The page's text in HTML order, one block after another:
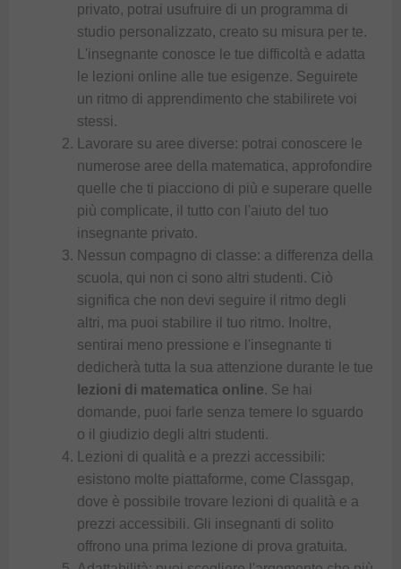
privato, potrai usufruire di un programma di
studio personalizzato, creato su misura per te.
L'insegnante conosce le tue difficoltà e adatta
le lezioni online alle tue esigenze. Seguirete
un ritmo di apprendimento che stabilirete voi
stessi.
Lavorare su aree diverse: potrai conoscere le
numerose aree della matematica, approfondire
quelle che ti piacciono di più e superare quelle
più complicate, il tutto con l'aiuto del tuo
insegnante privato.
Nessun compagno di classe: a differenza della
scuola, qui non ci sono altri studenti. Ciò
significa che non devi seguire il ritmo degli
altri, ma puoi stabilire il tuo ritmo. Inoltre,
sentirai meno pressione e l'insegnante ti
dedicherà tutta la sua attenzione durante le tue
lezioni di matematica online. Se hai
domande, puoi farle senza temere lo sguardo
o il giudizio degli altri studenti.
Lezioni di qualità e a prezzi accessibili:
esistono molte piattaforme, come Classgap,
dove è possibile trovare lezioni di qualità e a
prezzi accessibili. Gli insegnanti di solito
offrono una prima lezione di prova gratuita.